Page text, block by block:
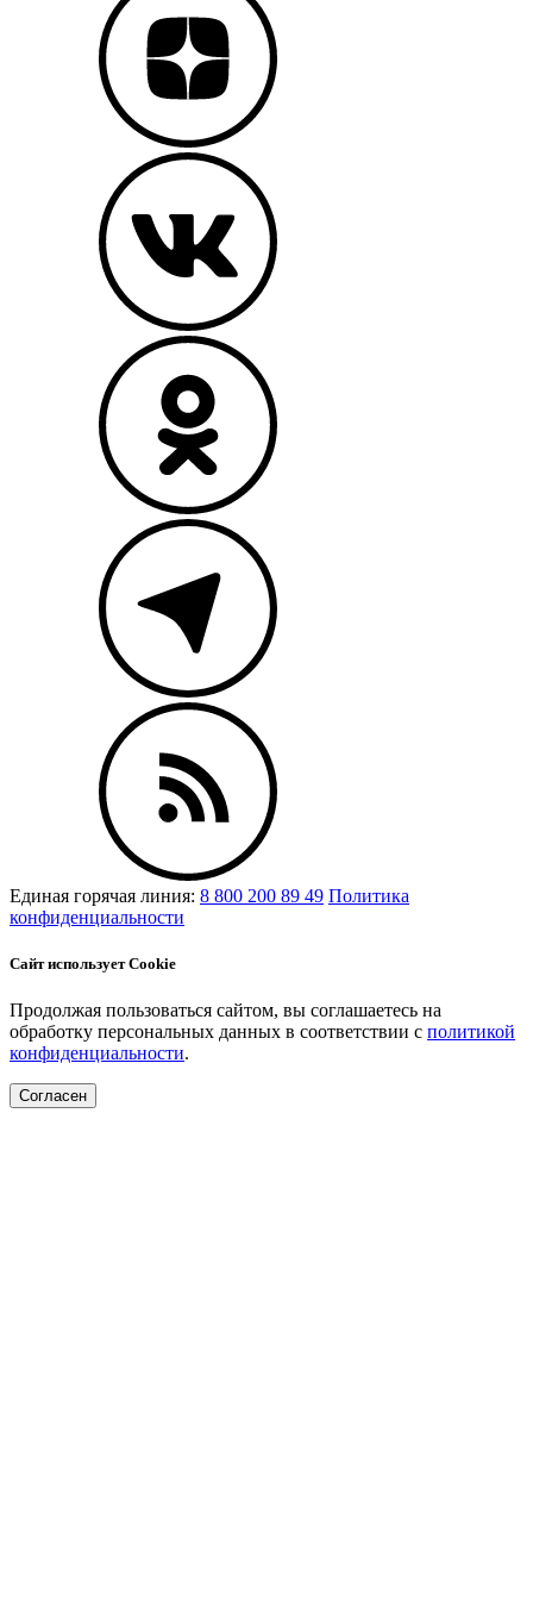
Единая горячая линия: 8 800 200 89 49 Политика
конфиденциальности
Сайт использует Cookie
Продолжая пользоваться сайтом, вы соглашаетесь на
обработку персональных данных в соответствии с политикой
конфиденциальности.
Согласен